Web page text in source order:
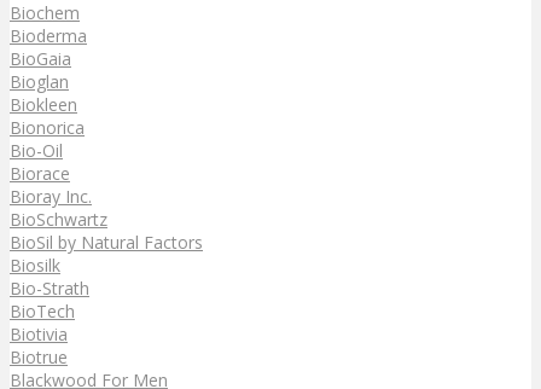
Biochem
Bioderma
BioGaia
Bioglan
Biokleen
Bionorica
Bio-Oil
Biorace
Bioray Inc.
BioSchwartz
BioSil by Natural Factors
Biosilk
Bio-Strath
BioTech
Biotivia
Biotrue
Blackwood For Men